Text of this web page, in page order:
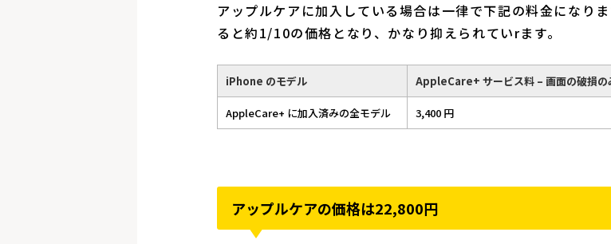
アップルケアに加入している場合は一律で下記の料金になり
ると約1/10の価格となり、かなり抑えられていrます。
iPhone のモデル AppleCare+ サービス料 – 画面の破損の
AppleCare+ に加入済みの全モデル 3,400 円
アップルケアの価格は22,800円